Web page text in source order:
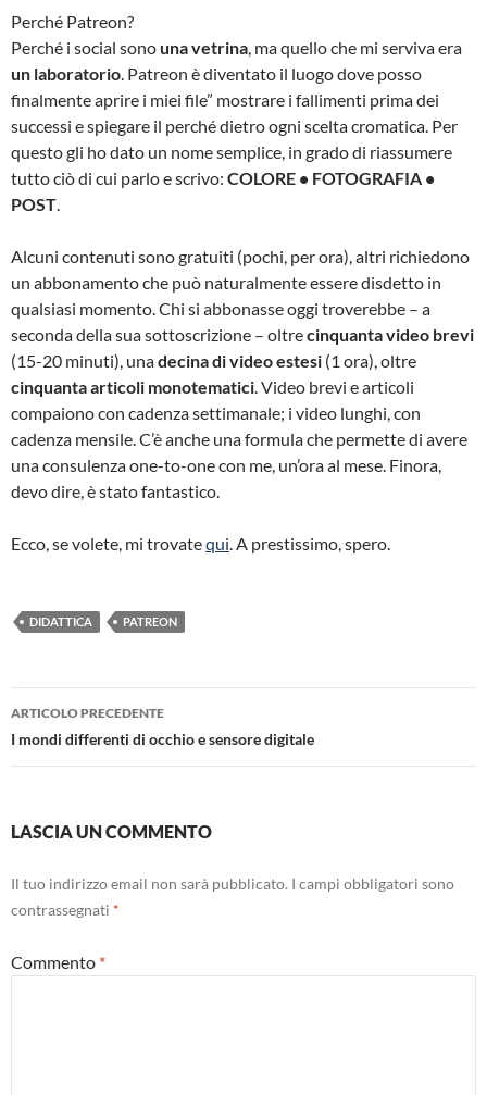
Perché Patreon?
Perché i social sonouna vetrina, ma quello che mi serviva era
un laboratorio. Patreon è diventato il luogo dove posso
finalmente aprire i miei file” mostrare i fallimenti prima dei
successi e spiegare il perché dietro ogni scelta cromatica. Per
questo gli ho dato un nome semplice, in grado di riassumere
tutto ciò di cui parlo e scrivo: COLORE • FOTOGRAFIA •
POST.
Alcuni contenuti sono gratuiti (pochi, per ora), altri richiedono
un abbonamento che può naturalmente essere disdetto in
qualsiasi momento. Chi si abbonasse oggi troverebbe – a
seconda della sua sottoscrizione – oltrecinquanta video brevi
(15-20 minuti), unadecina di video estesi (1 ora), oltre
cinquanta articoli monotematici. Video brevi e articoli
compaiono con cadenza settimanale; i video lunghi, con
cadenza mensile. C’è anche una formula che permette di avere
una consulenza one-to-one con me, un’ora al mese. Finora,
devo dire, è stato fantastico.
Ecco, se volete, mi trovatequi. A prestissimo, spero.
DIDATTICA PATREON
Navigazione
articolo
ARTICOLO PRECEDENTE
I mondi differenti di occhio e sensore digitale
LASCIA UN COMMENTO
Il tuo indirizzo email non sarà pubblicato. I campi obbligatori sono
contrassegnati *
Commento *